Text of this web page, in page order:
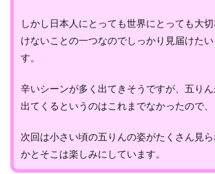
しかし日本人にとっても世界にとっても大
けないことの一つなのでしっかり見届けた
す。
辛いシーンが多く出てきそうですが、五り
出てくるというのはこれまでなかったので、
次回は小さい頃の五りんの姿がたくさん見
かとそこは楽しみにしています。